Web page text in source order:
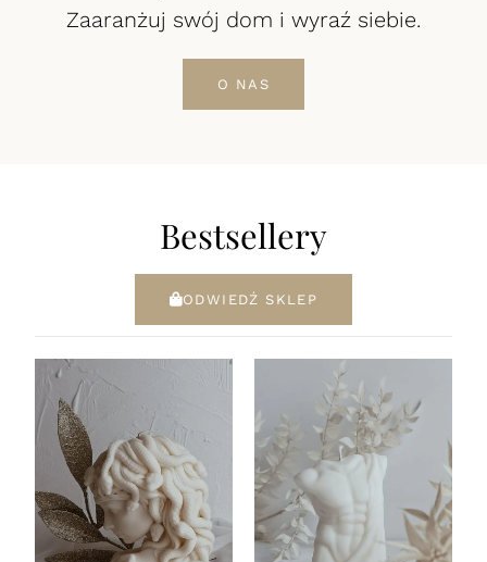
Zaaranżuj swój dom i wyraź siebie.
O NAS
Bestsellery
ODWIEDŹ SKLEP